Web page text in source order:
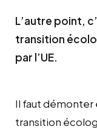
L’autre point,
transition
par l’UE.
Il faut démonter
transition